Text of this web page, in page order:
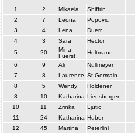
1
2 Mikaela
Shiffrin
2
7 Leona
Popovic
3
4 Lena
Duerr
4
3 Sara
Hector
5
20
Mina
Fuerst
Holtmann
6
9 Ali
Nullmeyer
7
8 Laurence St-Germain
8
5 Wendy
Holdener
8
10 Katharina Liensberger
10
11 Zrinka
Ljutic
11
24 Katharina Huber
12
45 Martina
Peterlini